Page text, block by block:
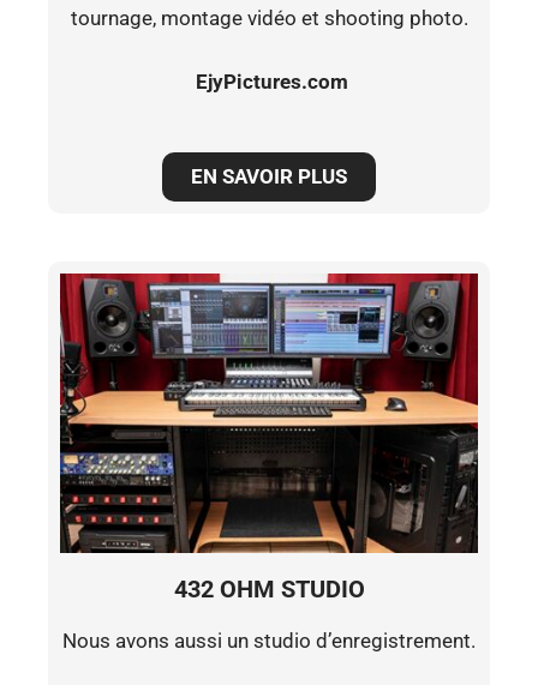
tournage, montage vidéo et shooting photo.
EjyPictures.com
EN SAVOIR PLUS
432 OHM STUDIO
Nous avons aussi un studio d’enregistrement.